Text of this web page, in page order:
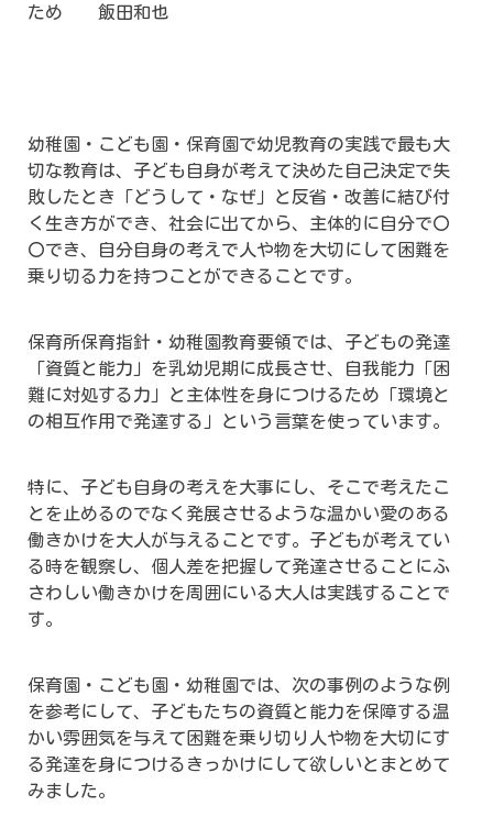
ため 飯田和也
幼稚園・こども園・保育園で幼児教育の実践で最も大
切な教育は、子ども自身が考えて決めた自己決定で失
敗したとき「どうして・なぜ」と反省・改善に結び付
く生き方ができ、社会に出てから、主体的に自分で〇
〇でき、自分自身の考えで人や物を大切にして困難を
乗り切る力を持つことができることです。
保育所保育指針・幼稚園教育要領では、子どもの発達
「資質と能力」を乳幼児期に成長させ、自我能力「困
難に対処する力」と主体性を身につけるため「環境と
の相互作用で発達する」という言葉を使っています。
特に、子ども自身の考えを大事にし、そこで考えたこ
とを止めるのでなく発展させるような温かい愛のある
働きかけを大人が与えることです。子どもが考えてい
る時を観察し、個人差を把握して発達させることにふ
さわしい働きかけを周囲にいる大人は実践することで
す。
保育園・こども園・幼稚園では、次の事例のような例
を参考にして、子どもたちの資質と能力を保障する温
かい雰囲気を与えて困難を乗り切り人や物を大切にす
る発達を身につけるきっかけにして欲しいとまとめて
みました。